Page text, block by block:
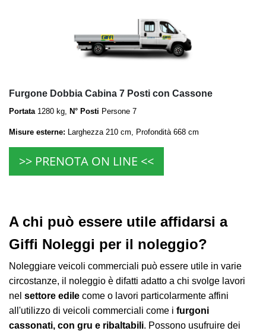
Furgone Dobbia Cabina 7 Posti con Cassone
Portata1280 kg, N° Posti Persone 7
Misure esterne: Larghezza 210 cm, Profondità 668 cm
>> PRENOTA ON LINE <<
A chi può essere utile affidarsi a
Giffi Noleggi per il noleggio?
Noleggiare veicoli commerciali può essere utile in varie
circostanze, il noleggio è difatti adatto a chi svolge lavori
nel settore edile come o lavori particolarmente affini
all'utilizzo di veicoli commerciali come i furgoni
cassonati, con gru e ribaltabili. Possono usufruire dei